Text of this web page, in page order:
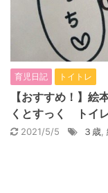
育児日記 トイトレ
【おすすめ！】絵
くとすっく トイレ
2021/5/5 ３歳